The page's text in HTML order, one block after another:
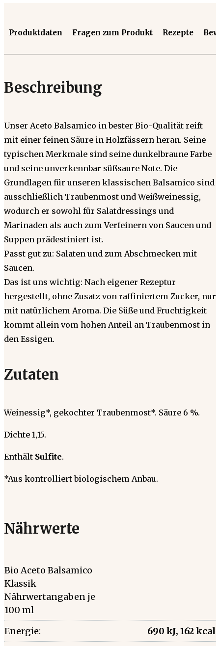
Produktdaten Fragen zum Produkt Rezepte
Beschreibung
Unser Aceto Balsamico in bester Bio-Qualität reift
mit einer feinen Säure in Holzfässern heran. Seine
typischen Merkmale sind seine dunkelbraune Farbe
und seine unverkennbar süßsaure Note. Die
Grundlagen für unseren klassischen Balsamico sind
ausschließlich Traubenmost und Weißweinessig,
wodurch er sowohl für Salatdressings und
Marinaden als auch zum Verfeinern von Saucen und
Suppen prädestiniert ist.
Passt gut zu: Salaten und zum Abschmecken mit
Saucen.
Das ist uns wichtig: Nach eigener Rezeptur
hergestellt, ohne Zusatz von raffiniertem Zucker, nur
mit natürlichem Aroma. Die Süße und Fruchtigkeit
kommt allein vom hohen Anteil an Traubenmost in
den Essigen.
Zutaten
Weinessig*, gekochter Traubenmost*. Säure 6 %.
Dichte 1,15.
Enthält Sulfite.
*Aus kontrolliert biologischem Anbau.
Nährwerte
Bio Aceto Balsamico
Klassik
Nährwertangaben je
100 ml
Energie:
690 kJ, 162 kcal